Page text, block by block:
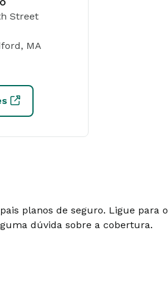
Street
MA
planos de seguro. Ligue
dúvida sobre a cobertura.